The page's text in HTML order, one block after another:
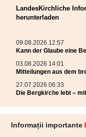
LandesKirchliche
herunterladen
09.08.2026 12:57
Kann der Glaube eine
03.08.2026 14:01
Mitteilungen aus dem
27.07.2026 06:33
Die Bergkirche lebt –
Informații importante